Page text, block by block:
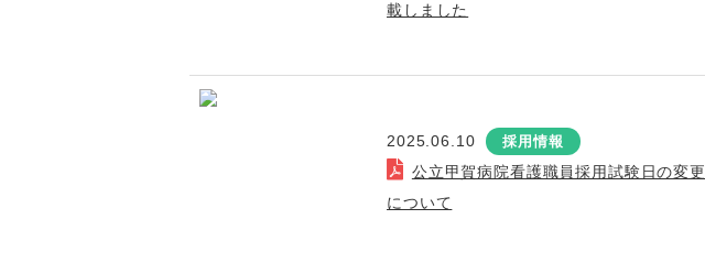
載しました
2025.06.10 採用情報
公立甲賀病院看護職員採用試験日の変更
について